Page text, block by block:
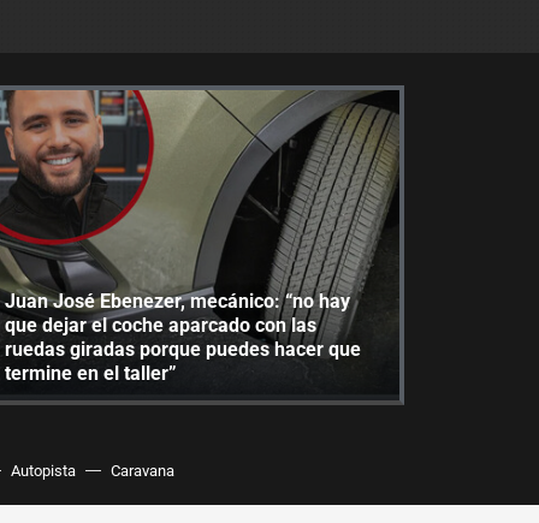
Juan José Ebenezer, mecánico: “no hay
que dejar el coche aparcado con las
ruedas giradas porque puedes hacer que
termine en el taller”
Autopista Caravana